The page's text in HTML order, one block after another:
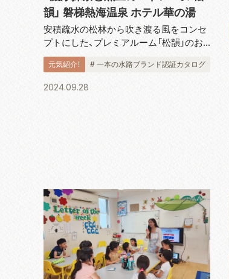
韻」 磐梯熱海温泉 ホテル華の湯
安積疏水の松林から吹き渡る風をコンセ
プトにした、プレミアルーム「松韻」のお
もてなし専用として開発された茶菓子。
福島県産の米粉を使用し、抹茶の香りと
色、しっとり食感にこだわって仕上げま
元気紹介！ # 一本の水路ブランド認証カタログ
2024.09.28